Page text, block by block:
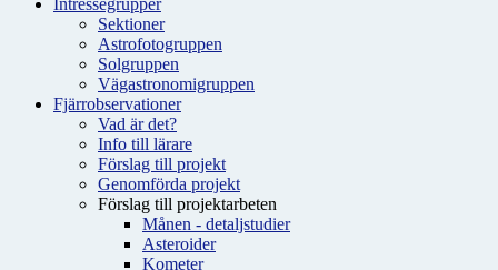
Intressegrupper
Sektioner
Astrofotogruppen
Solgruppen
Vägastronomigruppen
Fjärrobservationer
Vad är det?
Info till lärare
Förslag till projekt
Genomförda projekt
Förslag till projektarbeten
Månen - detaljstudier
Asteroider
Kometer